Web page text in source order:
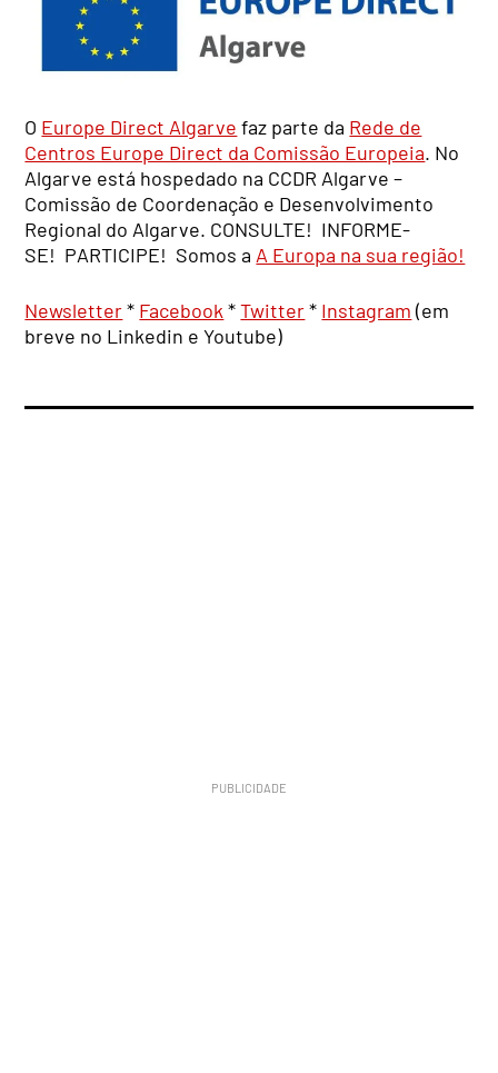
O Europe Direct Algarve faz parte da Rede de
Centros Europe Direct da Comissão Europeia. No
Algarve está hospedado na CCDR Algarve –
Comissão de Coordenação e Desenvolvimento
Regional do Algarve. CONSULTE! INFORME-
SE! PARTICIPE! Somos a A Europa na sua região!
Newsletter* Facebook *Twitter* Instagram (em
breve no Linkedin e Youtube)